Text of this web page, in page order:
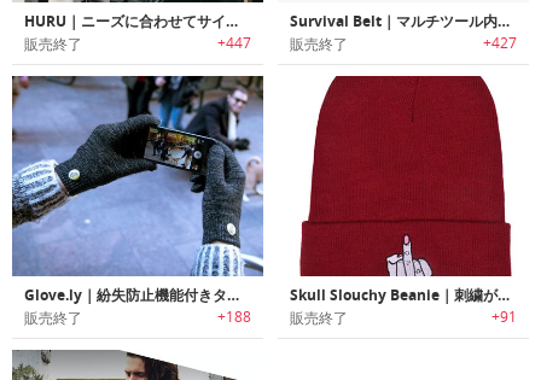
HURU｜ニーズに合わせてサイズ変更可能なタフユースバックパック「フル」
販売終了 +447
Survival Belt｜マルチツール内蔵ベルト「サバイバルベルト」
販売終了 +427
Glove.ly｜紛失防止機能付きタッチスクリーングローブ
販売終了 +188
Skull Slouchy Beanie｜刺繍がワンポイントのレディースビーニー帽
販売終了 +91